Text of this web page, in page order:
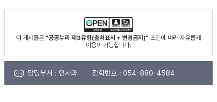
이 게시물은 "공공누리 제3유형(출처표시 + 변경금지)" 조건에 따라 자유롭게
이용이 가능합니다.
담당부서 : 인사과 전화번호 : 054-880-4584